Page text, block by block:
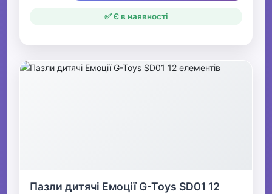
✅ Є в наявності
Пазли дитячі Емоції G-Toys SD01 12